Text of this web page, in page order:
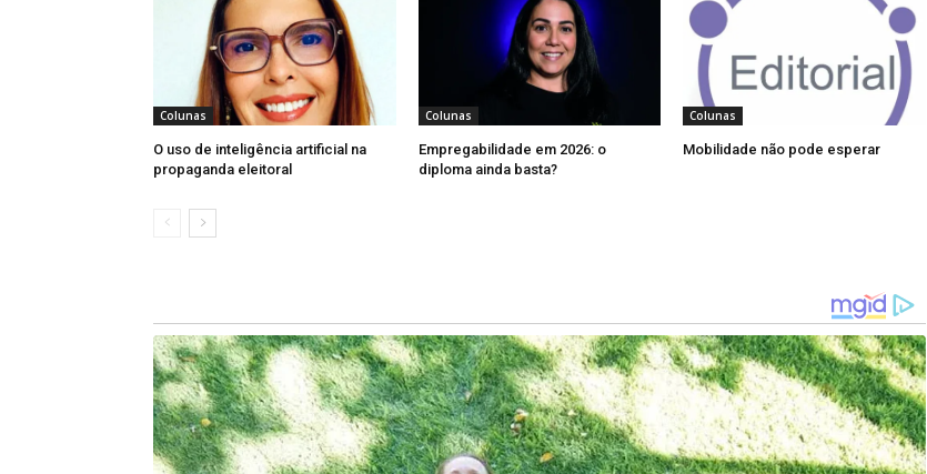
partidárias condenadas por fraude à cota de gênero, a extensão do mínimo de 30%
ao repasse financeiro dos fundos eleitorais às candidaturas femininas, vedação do
uso ou alteração de imagens de sexo ou nudez na propaganda eleitoral na internet, o
constante combate à violência política de gênero etc.
participando mais ativamente dos rumos políticos de nosso país. Essa baixa
patriarcado e a essa sobrecarga do trabalho doméstico e do “dever” de cuidado.
Por isso, permitir mais um dia de folga surtirá efeitos, a médio e longo prazo, também
na participação política feminina. Quantos talentos femininos são sufocados pela falta
de tempo, pelo cansaço da labuta diária? Quantas mulheres com vocação política
estão sobrecarregadas e sufocadas na sua dupla jornada? Esses números não
Colunas
O uso de inteligência artificial na
propaganda eleitoral
Colunas
Empregabilidade em 2026: o
diploma ainda basta?
Colunas
Mobilidade não pode esperar